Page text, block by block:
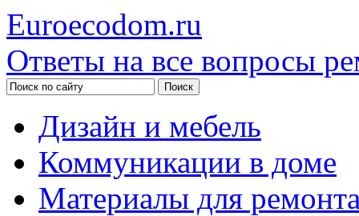
Euroecodom.ru
Ответы на все вопросы
Дизайн и мебель
Коммуникации в доме
Материалы для